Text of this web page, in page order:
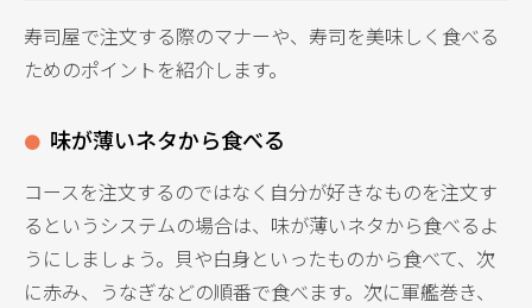
寿司屋で注文する際のマナーや、寿司を美味しく食べる
ためのポイントを紹介します。
味が薄いネタから食べる
コースを注文するのではなく自分が好きなものを注文す
るというシステムの場合は、味が薄いネタから食べるよ
うにしましょう。貝や白身といったものから食べて、次
に赤み、うなぎなどの順番で食べます。次に軍艦巻き、